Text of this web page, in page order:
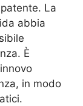
La
abbia
È
in modo